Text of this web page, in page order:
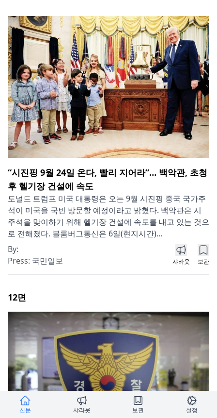
“시진핑 9월 24일 온다, 빨리 지어라”… 백악관, 초청
후 헬기장 건설에 속도
도널드 트럼프 미국 대통령은 오는 9월 시진핑 중국 국가주
석이 미국을 국빈 방문할 예정이라고 밝혔다. 백악관은 시
주석을 맞이하기 위해 헬기장 건설에 속도를 내고 있는 것으
로 전해졌다. 블룸버그통신은 6일(현지시간)...
By:
Press: 국민일보 샤라웃 보관
12면
신문 샤라웃 보관 설정